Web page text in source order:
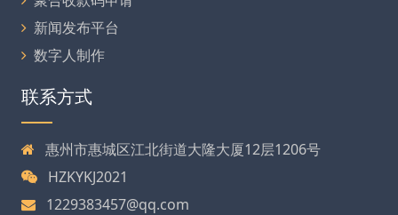
新闻发布平台
数字人制作
联系方式
惠州市惠城区江北街道大隆大厦12层1206号
HZKYKJ2021
1229383457@qq.com